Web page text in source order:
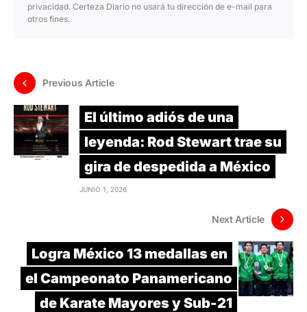
privacidad. Certeza Diario no usará tu dirección de e-mail para
otros fines.
Previous Article
El último adiós de una
leyenda: Rod Stewart trae su
gira de despedida a México
JUNIO 1, 2026
Next Article
Logra México 13 medallas en
el Campeonato Panamericano
de Karate Mayores y Sub-21